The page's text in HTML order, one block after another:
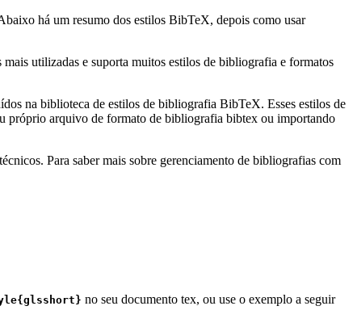
há um resumo dos estilos BibTeX, depois como usar
utilizadas e suporta muitos estilos de bibliografia e formatos
na biblioteca de estilos de bibliografia BibTeX. Esses estilos de
próprio arquivo de formato de bibliografia bibtex ou importando
Para saber mais sobre gerenciamento de bibliografias com
no seu documento tex, ou use o exemplo a seguir